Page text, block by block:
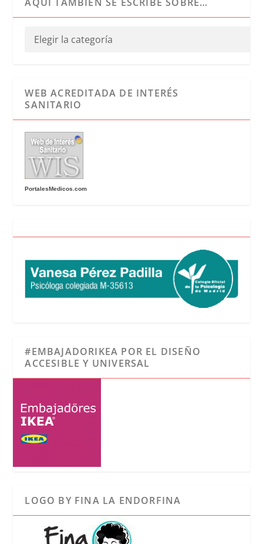
WEB ACREDITADA DE INTERÉS
SANITARIO
PortalesMedicos.com
#EMBAJADORIKEA POR EL DISEÑO
ACCESIBLE Y UNIVERSAL
LOGO BY FINA LA ENDORFINA